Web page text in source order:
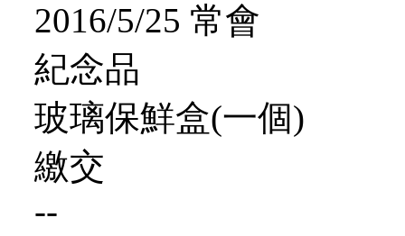
2016/5/25 常會
紀念品
玻璃保鮮盒(一個)
繳交
--